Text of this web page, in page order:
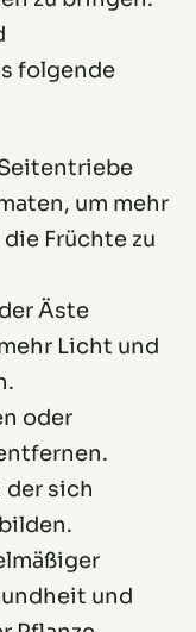
folgende
um mehr
Früchte zu
Äste
Licht und
oder
der sich
und